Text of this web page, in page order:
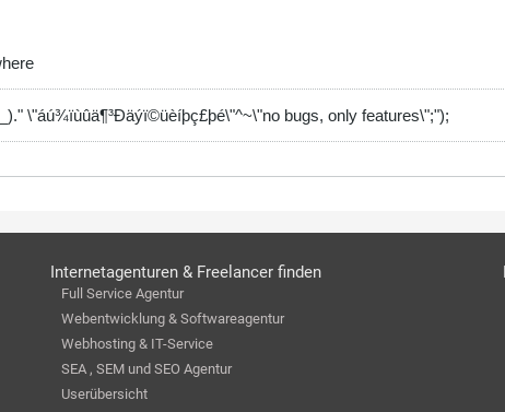
\"áú¾ïùûä¶³Ðäýï©üèíþç£þé\"^~\"no bugs, only features\";");
Internetagenturen & Freelancer finden
Full Service Agentur
Webentwicklung & Softwareagentur
Webhosting & IT-Service
SEA , SEM und SEO Agentur
Userübersicht